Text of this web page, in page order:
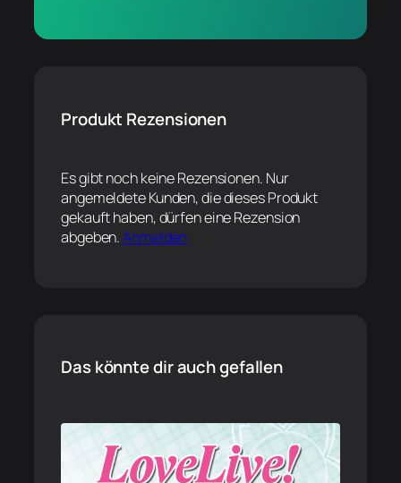
Produkt Rezensionen
Es gibt noch keine Rezensionen. Nur
angemeldete Kunden, die dieses Produkt
gekauft haben, dürfen eine Rezension
abgeben.Anmelden
Das könnte dir auch gefallen